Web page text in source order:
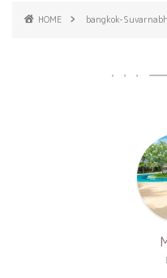
HOME bangkok-